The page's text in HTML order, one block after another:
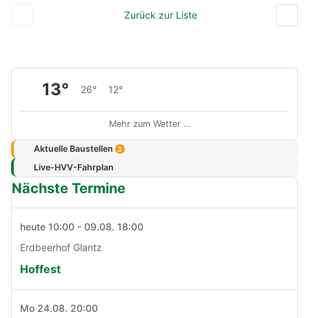
Zurück zur Liste
13° 26° 12°
Mehr zum Wetter …
Aktuelle Baustellen 3
Live-HVV-Fahrplan
Nächste Termine
heute 10:00 - 09.08. 18:00
Erdbeerhof Glantz
Hoffest
Mo 24.08. 20:00